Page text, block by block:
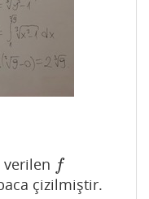
verilen f
f
çizilmiştir.